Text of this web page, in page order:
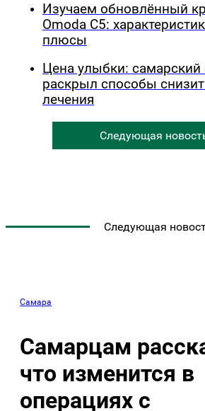
Изучаем обновлённый
Omoda C5:
плюсы
Цена улыбки: самарский
раскрыл способы
лечения
Следующая
Следующая
Самара
Самарцам
что изменится в
операциях с